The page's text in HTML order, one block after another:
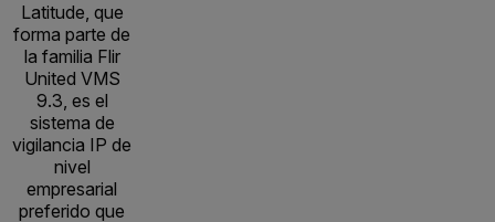
Latitude, que
forma parte de
la familia Flir
United VMS
9.3, es el
sistema de
vigilancia IP de
nivel
empresarial
preferido que